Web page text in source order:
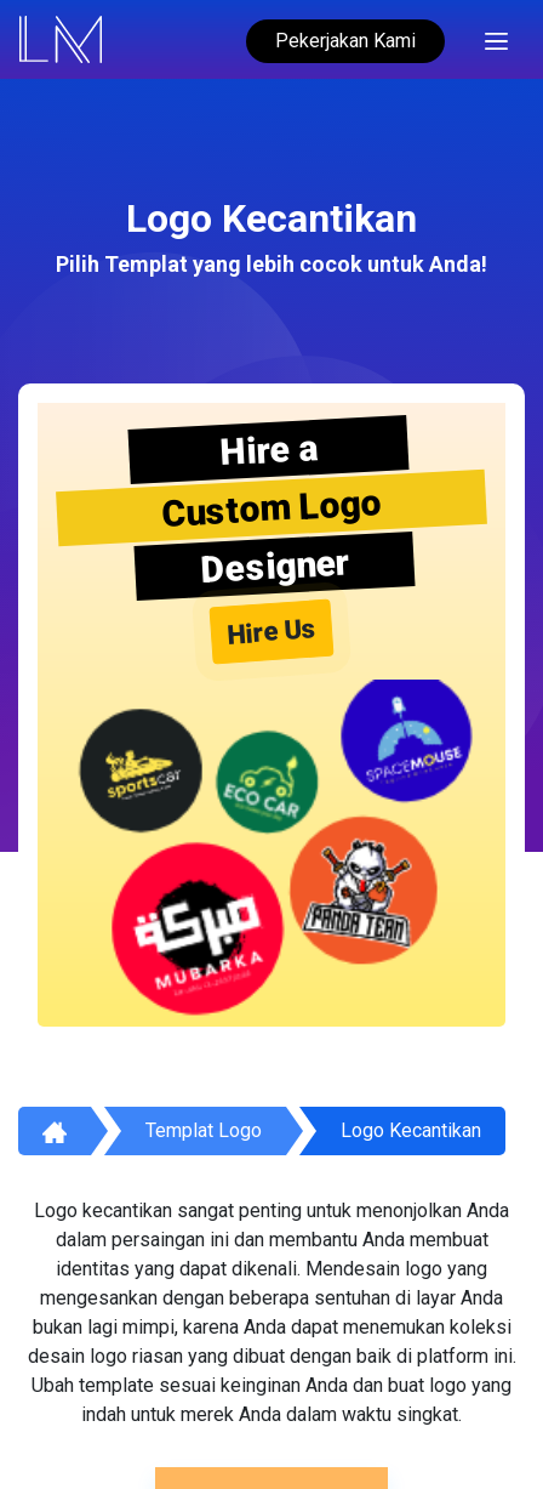
Pekerjakan Kami
Logo Kecantikan
Pilih Templat yang lebih cocok untuk Anda!
Hire a
Custom Logo
Designer
Hire Us
Templat Logo Logo Kecantikan
Logo kecantikan sangat penting untuk menonjolkan Anda
dalam persaingan ini dan membantu Anda membuat
identitas yang dapat dikenali. Mendesain logo yang
mengesankan dengan beberapa sentuhan di layar Anda
bukan lagi mimpi, karena Anda dapat menemukan koleksi
desain logo riasan yang dibuat dengan baik di platform ini.
Ubah template sesuai keinginan Anda dan buat logo yang
indah untuk merek Anda dalam waktu singkat.